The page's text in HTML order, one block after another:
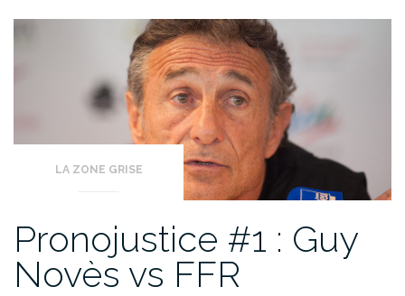
LA ZONE GRISE
Pronojustice #1 : Guy
Novès vs FFR